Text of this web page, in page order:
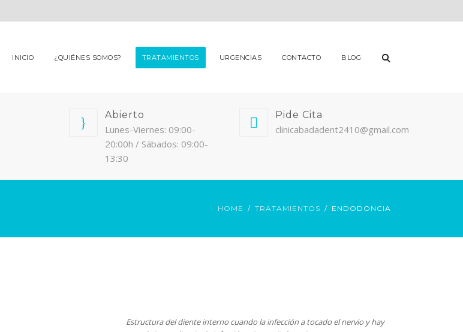
INICIO ¿QUIÉNES SOMOS? TRATAMIENTOS URGENCIAS CONTACTO BLOG
Abierto
Lunes-Viernes: 09:00-
20:00h / Sábados: 09:00-
13:30
Pide Cita
clinicabadadent2410@gmail.com
HOME TRATAMIENTOS ENDODONCIA
Estructura del diente interno cuando la infección a tocado el nervio y hay